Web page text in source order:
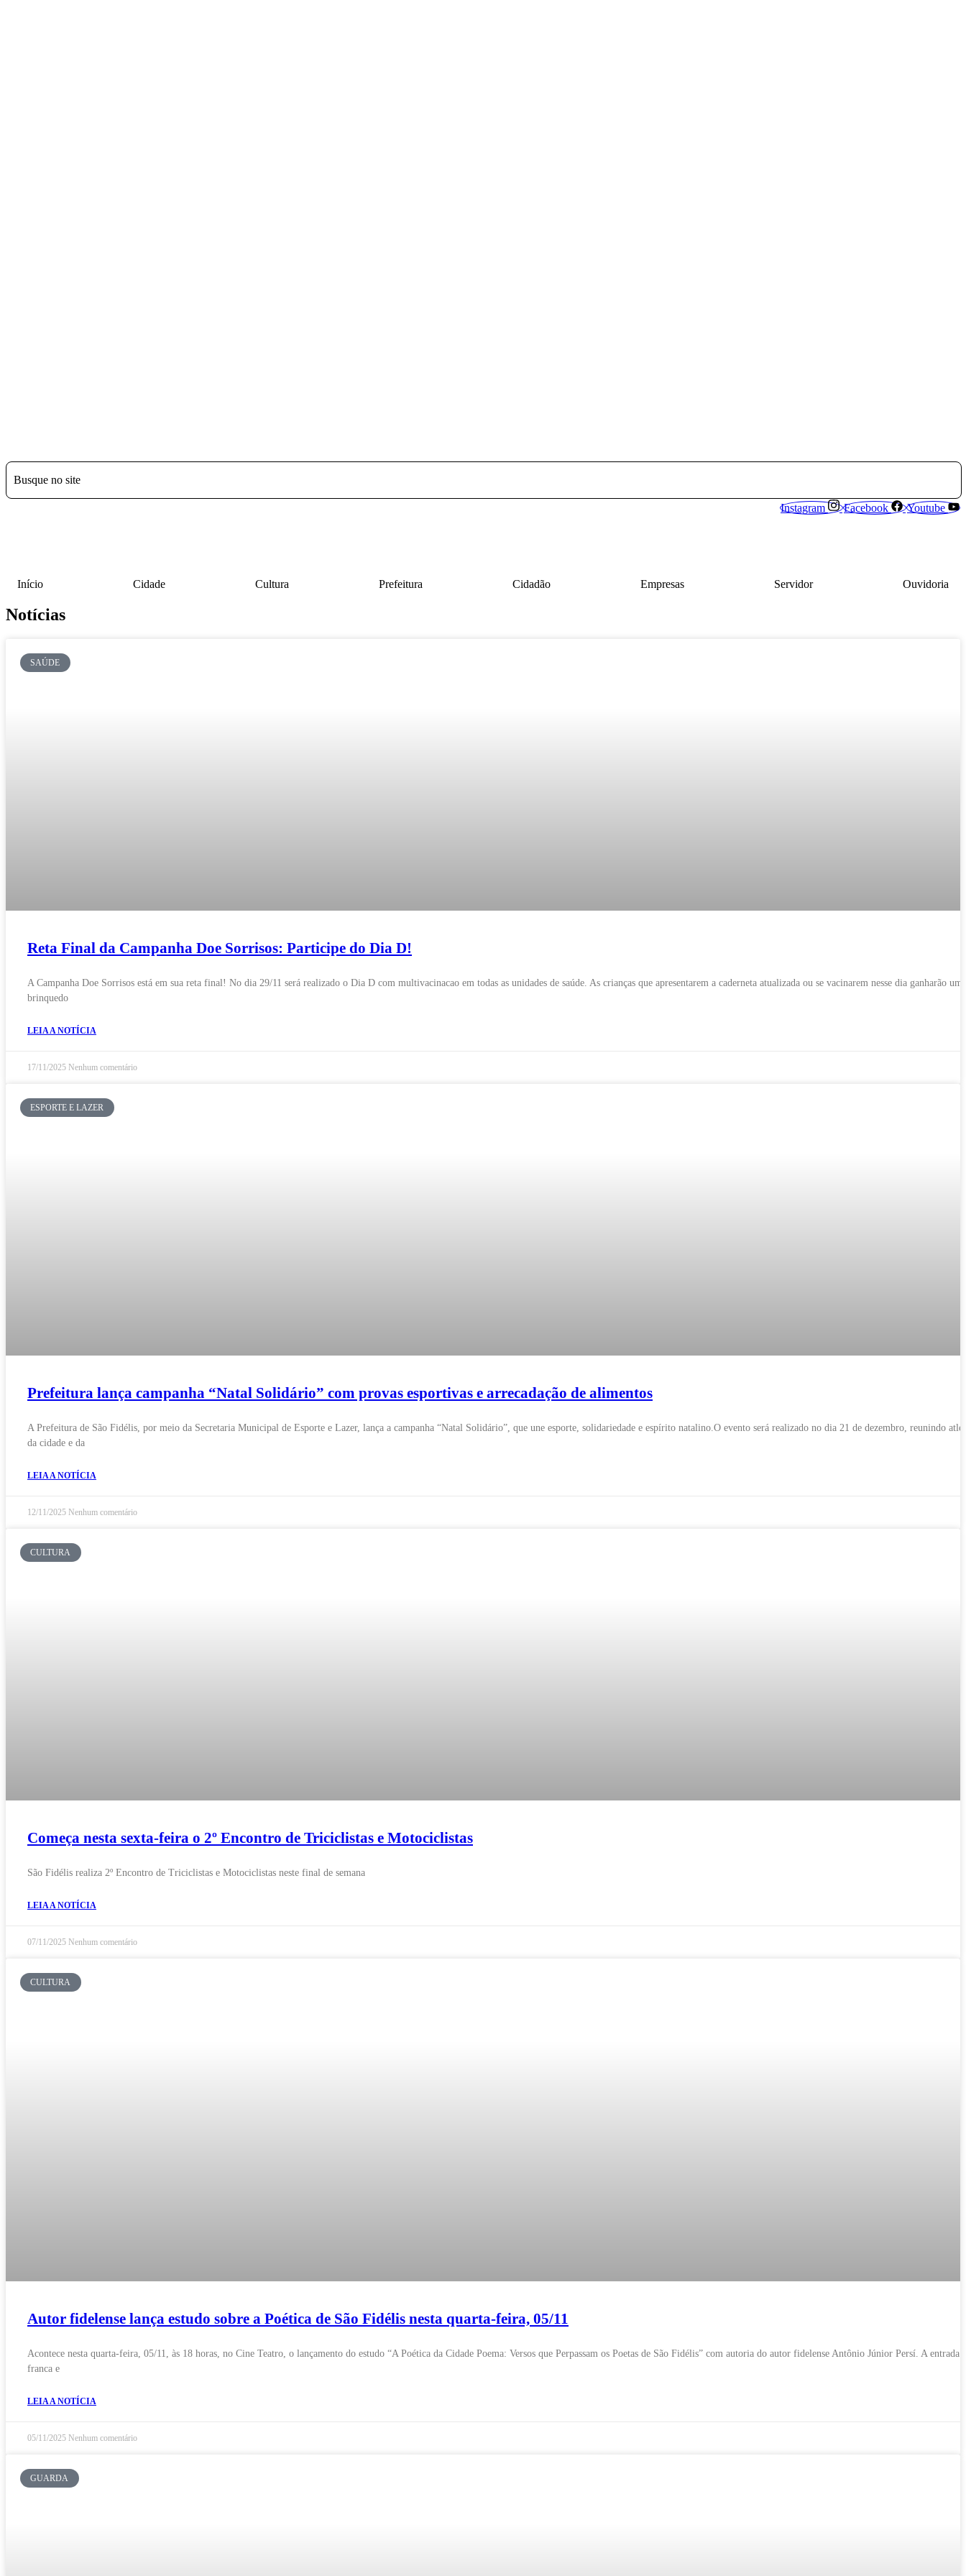
Instagram Facebook Youtube
Início Cidade Cultura Prefeitura Cidadão Empresas Servidor Ouvidoria
Notícias
SAÚDE
Reta Final da Campanha Doe Sorrisos: Participe do Dia D!
A Campanha Doe Sorrisos está em sua reta final! No dia 29/11 será realizado o Dia D com multivacinacao em todas as unidades de saúde. As crianças que apresentarem a caderneta atualizada ou se vacinarem nesse dia ganharão um
brinquedo
LEIA A NOTÍCIA
17/11/2025 Nenhum comentário
ESPORTE E LAZER
Prefeitura lança campanha “Natal Solidário” com provas esportivas e arrecadação de alimentos
A Prefeitura de São Fidélis, por meio da Secretaria Municipal de Esporte e Lazer, lança a campanha “Natal Solidário”, que une esporte, solidariedade e espírito natalino.O evento será realizado no dia 21 de dezembro, reunindo
da cidade e da
LEIA A NOTÍCIA
12/11/2025 Nenhum comentário
CULTURA
Começa nesta sexta-feira o 2º Encontro de Triciclistas e Motociclistas
São Fidélis realiza 2º Encontro de Triciclistas e Motociclistas neste final de semana
LEIA A NOTÍCIA
07/11/2025 Nenhum comentário
CULTURA
Autor fidelense lança estudo sobre a Poética de São Fidélis nesta quarta-feira, 05/11
Acontece nesta quarta-feira, 05/11, às 18 horas, no Cine Teatro, o lançamento do estudo “A Poética da Cidade Poema: Versos que Perpassam os Poetas de São Fidélis” com autoria do autor fidelense Antônio Júnior Persí. A entrada é
franca e
LEIA A NOTÍCIA
05/11/2025 Nenhum comentário
GUARDA